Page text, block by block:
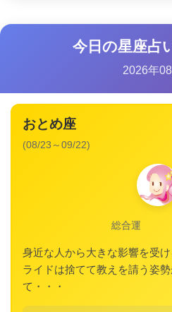
今日の星座占
2026年
おとめ座
(08/23～09/22)
総合運
身近な人から大きな影響を受
ライドは捨てて教えを請う姿
て・・・